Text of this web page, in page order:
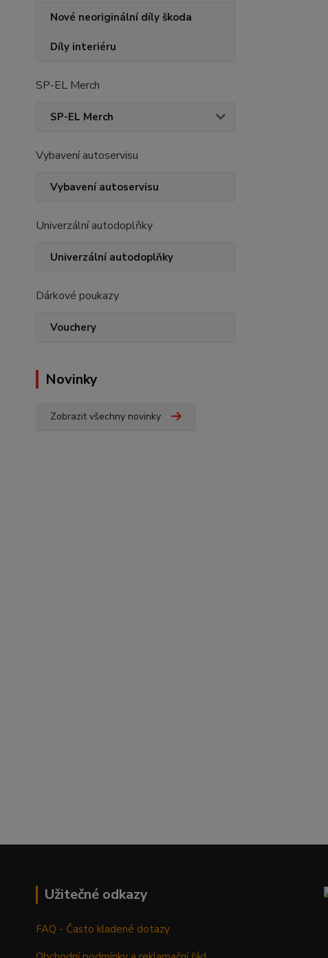
Nové neoriginální díly škoda
Díly interiéru
SP-EL Merch
SP-EL Merch
Vybavení autoservisu
Vybavení autoservisu
Univerzální autodoplňky
Univerzální autodoplňky
Dárkové poukazy
Vouchery
Novinky
Zobrazit všechny novinky
Užitečné odkazy
FAQ - Často kladené dotazy